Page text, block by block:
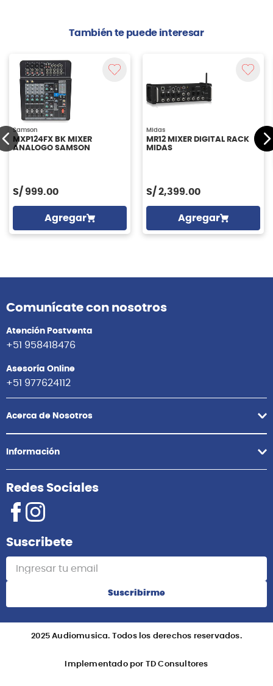
También te puede interesar
Samson
MXP124FX BK MIXER
ANALOGO SAMSON
S/999.00
Agregar
Midas
MR12 MIXER DIGITAL RACK
MIDAS
S/2,399.00
Agregar
Comunícate con nosotros
Atención Postventa
+51 958418476
Asesoría Online
+51 977624112
Acerca de Nosotros
Información
Redes Sociales
Suscribete
Suscribirme
2025 Audiomusica. Todos los derechos reservados.
Implementado por TD Consultores